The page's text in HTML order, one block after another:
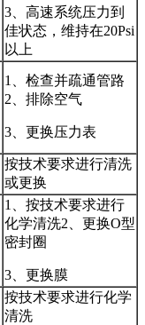
3、高速系统压力到
佳状态，维持在20Psi
以上
1、检查并疏通管路
2、排除空气
3、更换压力表
按技术要求进行清洗
或更换
1、按技术要求进行
化学清洗2、更换O型
密封圈
3、更换膜
按技术要求进行化学
清洗